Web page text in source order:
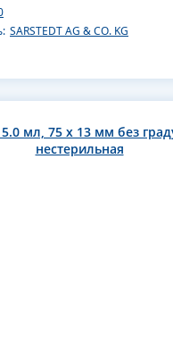
SARSTEDT AG & CO. KG
мл, 75 x 13 мм без
нестерильная